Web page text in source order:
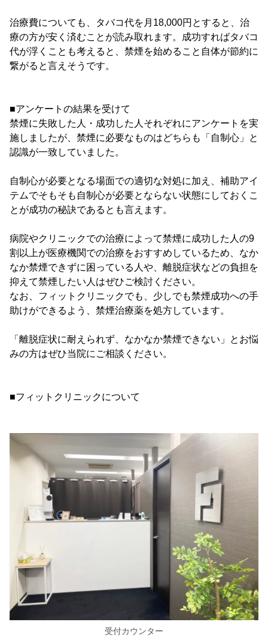
治療費についても、タバコ代を月18,000円とすると、治
療の方が安く済むことが読み取れます。成功すればタバコ
代が浮くことも考えると、禁煙を始めること自体が節約に
繋がると言えそうです。
■アンケートの結果を受けて
禁煙に失敗した人・成功した人それぞれにアンケートを実
施しましたが、禁煙に必要なものはどちらも「自制心」と
認識が一致していました。
自制心が必要となる場面での適切な対処に加え、補助アイ
テムでそもそも自制心が必要とならない状態にしておくこ
とが成功の秘訣であるとも言えます。
病院やクリニックでの治療によって禁煙に成功した人の9
割以上が医療機関での治療をおすすめしているため、なか
なか禁煙できずに困っている人や、離脱症状などの負担を
抑えて禁煙したい人はぜひご検討ください。
なお、フィットクリニックでも、少しでも禁煙成功への手
助けができるよう、禁煙治療薬を処方しています。
「離脱症状に耐えられず、なかなか禁煙できない」とお悩
みの方はぜひ当院にご相談ください。
■フィットクリニックについて
受付カウンター